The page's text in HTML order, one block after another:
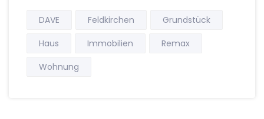
DAVE Feldkirchen
Grundstück
Haus
Immobilien
Remax
Wohnung